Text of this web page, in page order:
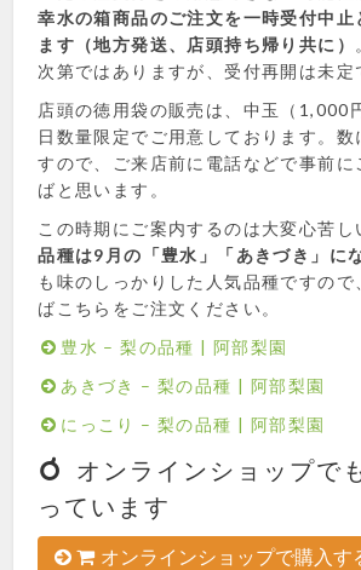
幸水の箱商品のご注文を一時受付中止
ます（地方発送、店頭持ち帰り共に）
次第ではありますが、受付再開は未定
店頭の徳用袋の販売は、中玉（1,000
日数量限定でご用意しております。数
すので、ご来店前に電話などで事前に
ばと思います。
この時期にご案内するのは大変心苦
品種は9月の「豊水」「あきづき」に
も味のしっかりした人気品種ですの
ばこちらをご注文ください。
豊水 – 梨の品種 | 阿部梨園
あきづき – 梨の品種 | 阿部梨園
にっこり – 梨の品種 | 阿部梨園
オンラインショップで
っています
オンラインショップで購入す